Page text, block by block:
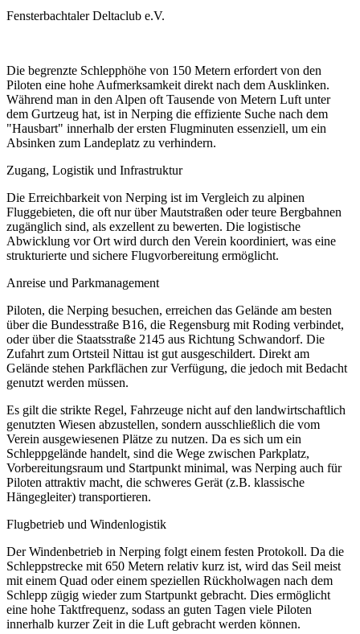
Fensterbachtaler Deltaclub e.V.
Die begrenzte Schlepphöhe von 150 Metern erfordert von den
Piloten eine hohe Aufmerksamkeit direkt nach dem Ausklinken.
Während man in den Alpen oft Tausende von Metern Luft unter
dem Gurtzeug hat, ist in Nerping die effiziente Suche nach dem
"Hausbart" innerhalb der ersten Flugminuten essenziell, um ein
Absinken zum Landeplatz zu verhindern.
Zugang, Logistik und Infrastruktur
Die Erreichbarkeit von Nerping ist im Vergleich zu alpinen
Fluggebieten, die oft nur über Mautstraßen oder teure Bergbahnen
zugänglich sind, als exzellent zu bewerten. Die logistische
Abwicklung vor Ort wird durch den Verein koordiniert, was eine
strukturierte und sichere Flugvorbereitung ermöglicht.
Anreise und Parkmanagement
Piloten, die Nerping besuchen, erreichen das Gelände am besten
über die Bundesstraße B16, die Regensburg mit Roding verbindet,
oder über die Staatsstraße 2145 aus Richtung Schwandorf. Die
Zufahrt zum Ortsteil Nittau ist gut ausgeschildert. Direkt am
Gelände stehen Parkflächen zur Verfügung, die jedoch mit Bedacht
genutzt werden müssen.
Es gilt die strikte Regel, Fahrzeuge nicht auf den landwirtschaftlich
genutzten Wiesen abzustellen, sondern ausschließlich die vom
Verein ausgewiesenen Plätze zu nutzen. Da es sich um ein
Schleppgelände handelt, sind die Wege zwischen Parkplatz,
Vorbereitungsraum und Startpunkt minimal, was Nerping auch für
Piloten attraktiv macht, die schweres Gerät (z.B. klassische
Hängegleiter) transportieren.
Flugbetrieb und Windenlogistik
Der Windenbetrieb in Nerping folgt einem festen Protokoll. Da die
Schleppstrecke mit 650 Metern relativ kurz ist, wird das Seil meist
mit einem Quad oder einem speziellen Rückholwagen nach dem
Schlepp zügig wieder zum Startpunkt gebracht. Dies ermöglicht
eine hohe Taktfrequenz, sodass an guten Tagen viele Piloten
innerhalb kurzer Zeit in die Luft gebracht werden können.